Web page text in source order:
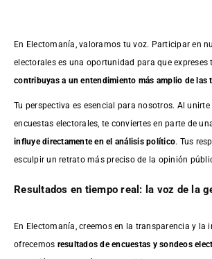
En Electomanía, valoramos tu voz. Participar en
electorales es una oportunidad para que expreses
contribuyas a un entendimiento más amplio de las
Tu perspectiva es esencial para nosotros. Al
encuestas electorales, te conviertes en parte de
influye directamente en el análisis político. Tus
esculpir un retrato más preciso de la opinión
Resultados en tiempo real: la voz de la
En Electomanía, creemos en la transparencia y la
ofrecemos resultados deencuestas y sondeos